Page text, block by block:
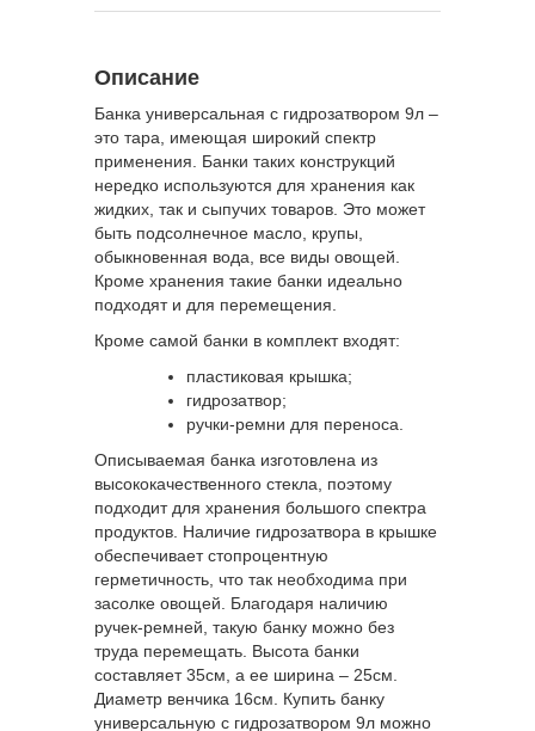
Описание
Банка универсальная с гидрозатвором 9л –
это тара, имеющая широкий спектр
применения. Банки таких конструкций
нередко используются для хранения как
жидких, так и сыпучих товаров. Это может
быть подсолнечное масло, крупы,
обыкновенная вода, все виды овощей.
Кроме хранения такие банки идеально
подходят и для перемещения.
Кроме самой банки в комплект входят:
пластиковая крышка;
гидрозатвор;
ручки-ремни для переноса.
Описываемая банка изготовлена из
высококачественного стекла, поэтому
подходит для хранения большого спектра
продуктов. Наличие гидрозатвора в крышке
обеспечивает стопроцентную
герметичность, что так необходима при
засолке овощей. Благодаря наличию
ручек-ремней, такую банку можно без
труда перемещать. Высота банки
составляет 35см, а ее ширина – 25см.
Диаметр венчика 16см. Купить банку
универсальную с гидрозатвором 9л можно